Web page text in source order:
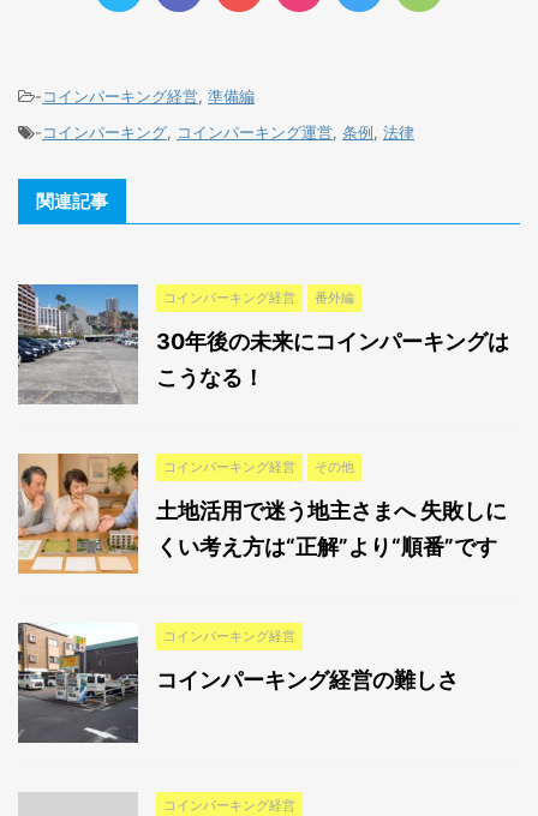
-コインパーキング経営, 準備編
-コインパーキング, コインパーキング運営, 条例, 法律
関連記事
コインパーキング経営 番外編
30年後の未来にコインパーキングは
こうなる！
コインパーキング経営 その他
土地活用で迷う地主さまへ 失敗しに
くい考え方は“正解”より“順番”です
コインパーキング経営
コインパーキング経営の難しさ
コインパーキング経営